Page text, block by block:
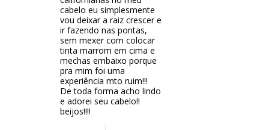
cabelo eu simplesmente
vou deixar a raiz crescer e
ir fazendo nas pontas,
sem mexer com colocar
tinta marrom em cima e
mechas embaixo porque
pra mim foi uma
experiência mto ruim!!!
De toda forma acho lindo
e adorei seu cabelo!!
beijos!!!!